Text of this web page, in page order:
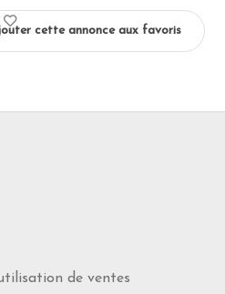
cette annonce aux favoris
de ventes